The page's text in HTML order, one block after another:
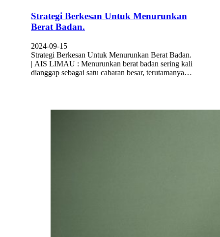
Strategi Berkesan Untuk Menurunkan
Berat Badan.
2024-09-15
Strategi Berkesan Untuk Menurunkan Berat Badan.
| AIS LIMAU : Menurunkan berat badan sering kali
dianggap sebagai satu cabaran besar, terutamanya…